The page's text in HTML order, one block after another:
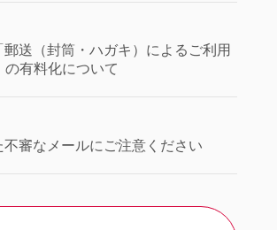
送（封筒・ハガキ）によるご利用
の有料化について
審なメールにご注意ください